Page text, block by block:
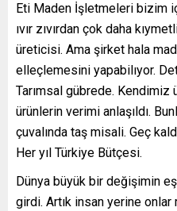
Eti Maden İşletmeleri bizim
ıvır zıvırdan çok daha
üreticisi. Ama şirket hala
elleçlemesini yapabilıyor.
Tarımsal gübrede.
ürünlerin verimi anlaşıldı.
çuvalında taş misali. Geç
Her yıl Türkiye Bütçesi.
Dünya büyük bir değişimin
girdi. Artık insan yerine